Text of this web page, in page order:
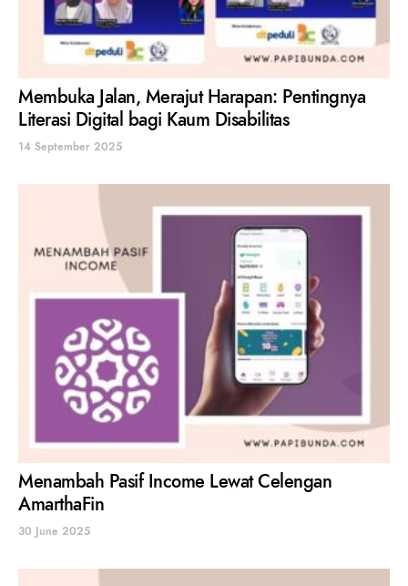
Membuka Jalan, Merajut Harapan: Pentingnya
Literasi Digital bagi Kaum Disabilitas
14 September 2025
Menambah Pasif Income Lewat Celengan
AmarthaFin
30 June 2025